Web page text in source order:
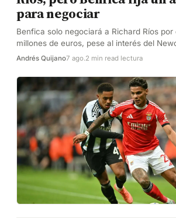
para negociar
Benfica solo negociará a Richard Ríos
millones de euros, pese al interés del
Andrés Quijano7 ago.2 min read lectura